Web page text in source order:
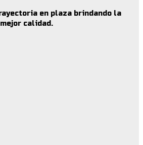
en plaza brindando la
mejor calidad.